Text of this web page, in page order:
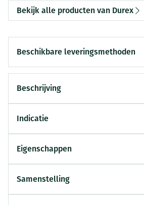
Bekijk alle producten van Durex
Beschikbare leveringsmethoden
Beschrijving
Indicatie
Eigenschappen
Samenstelling